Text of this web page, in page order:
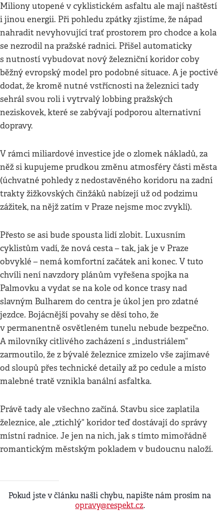
Miliony utopené v cyklistickém asfaltu ale mají naštěstí
i jinou energii. Při pohledu zpátky zjistíme, že nápad
nahradit nevyhovující trať prostorem pro chodce a kola
se nezrodil na pražské radnici. Přišel automaticky
s nutností vybudovat nový železniční koridor coby
běžný evropský model pro podobné situace. A je poctivé
dodat, že kromě nutné vstřícnosti na železnici tady
sehrál svou roli i vytrvalý lobbing pražských
neziskovek, které se zabývají podporou alternativní
dopravy.
V rámci miliardové investice jde o zlomek nákladů, za
něž si kupujeme prudkou změnu atmosféry části města
(úchvatné pohledy z nedostavěného koridoru na zadní
trakty žižkovských činžáků nabízejí už od podzimu
zážitek, na nějž zatím v Praze nejsme moc zvyklí).
Přesto se asi bude spousta lidí zlobit. Luxusním
cyklistům vadí, že nová cesta – tak, jak je v Praze
obvyklé – nemá komfortní začátek ani konec. V tuto
chvíli není navzdory plánům vyřešena spojka na
Palmovku a vydat se na kole od konce trasy nad
slavným Bulharem do centra je úkol jen pro zdatné
jezdce. Bojácnější povahy se děsí toho, že
v permanentně osvětleném tunelu nebude bezpečno.
A milovníky citlivého zacházení s „industriálem“
zarmoutilo, že z bývalé železnice zmizelo vše zajímavé
od sloupů přes technické detaily až po cedule a místo
malebné tratě vznikla banální asfaltka.
Právě tady ale všechno začíná. Stavbu sice zaplatila
železnice, ale „ztichlý“ koridor teď dostávají do správy
místní radnice. Je jen na nich, jak s tímto mimořádně
romantickým městským pokladem v budoucnu naloží.
Pokud jste v článku našli chybu, napište nám prosím na
opravy@respekt.cz.